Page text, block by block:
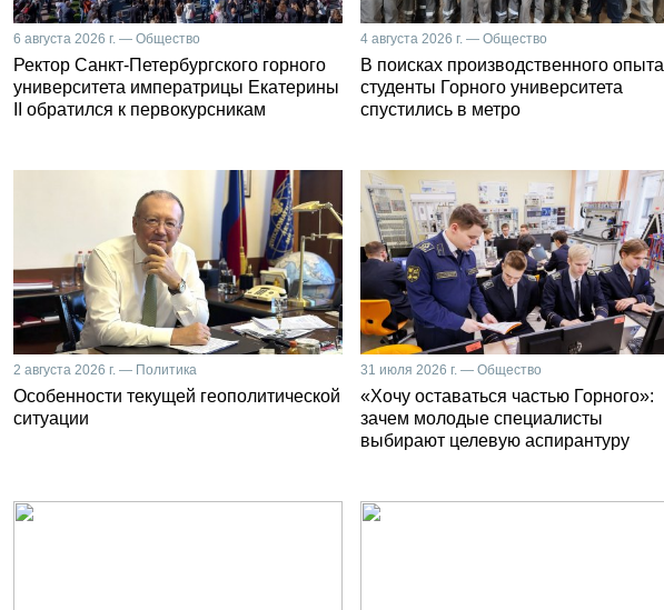
6 августа 2026 г. — Общество
Ректор Санкт-Петербургского горного
университета императрицы Екатерины
II обратился к первокурсникам
4 августа 2026 г. — Общество
В поисках производственного опыта
студенты Горного университета
спустились в метро
2 августа 2026 г. — Политика
Особенности текущей геополитической
ситуации
31 июля 2026 г. — Общество
«Хочу оставаться частью Горного»:
зачем молодые специалисты
выбирают целевую аспирантуру